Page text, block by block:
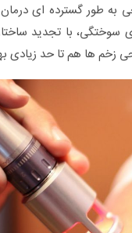
به طور گسترده ای
با تجدید ساختار
زخم ها هم تا حد زیادی